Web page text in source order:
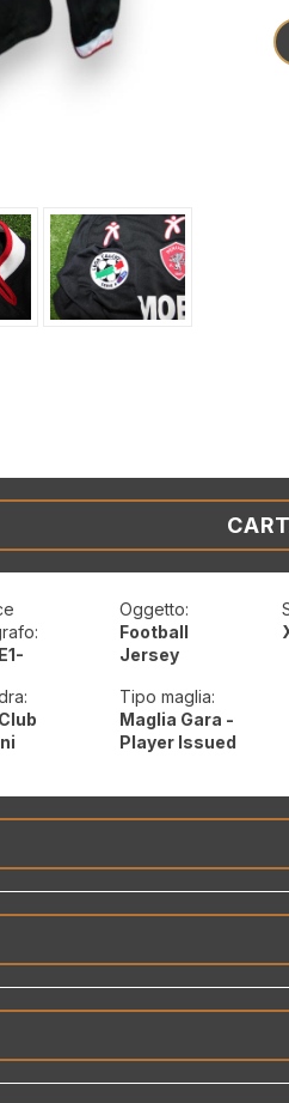
Oggetto:
Football
Jersey
Tipo maglia:
Maglia Gara -
Player Issued